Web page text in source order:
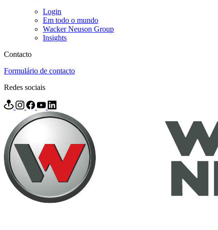
Login
Em todo o mundo
Wacker Neuson Group
Insights
Contacto
Formulário de contacto
Redes sociais